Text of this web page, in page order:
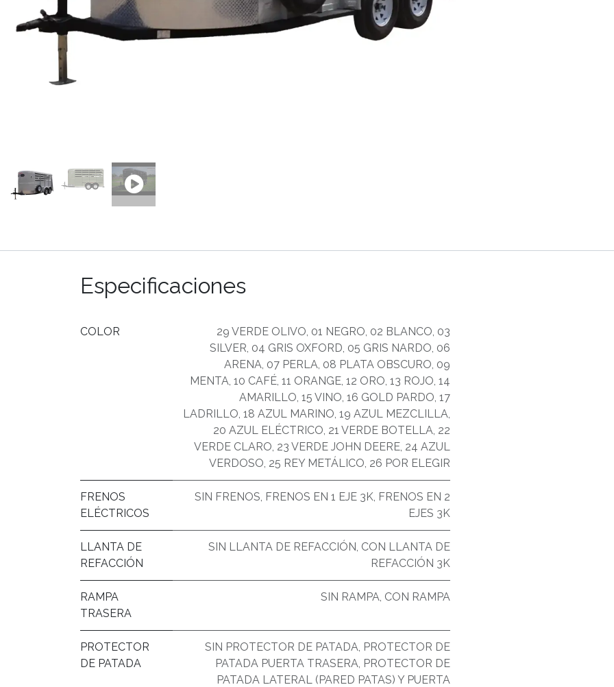
Especificaciones
COLOR 29 VERDE OLIVO, 01 NEGRO, 02 BLANCO, 03
SILVER, 04 GRIS OXFORD, 05 GRIS NARDO, 06
ARENA, 07 PERLA, 08 PLATA OBSCURO, 09
MENTA, 10 CAFÉ, 11 ORANGE, 12 ORO, 13 ROJO, 14
AMARILLO, 15 VINO, 16 GOLD PARDO, 17
LADRILLO, 18 AZUL MARINO, 19 AZUL MEZCLILLA,
20 AZUL ELÉCTRICO, 21 VERDE BOTELLA, 22
VERDE CLARO, 23 VERDE JOHN DEERE, 24 AZUL
VERDOSO, 25 REY METÁLICO, 26 POR ELEGIR
FRENOS
ELÉCTRICOS
SIN FRENOS, FRENOS EN 1 EJE 3K, FRENOS EN 2
EJES 3K
LLANTA DE
REFACCIÓN
SIN LLANTA DE REFACCIÓN, CON LLANTA DE
REFACCIÓN 3K
RAMPA
TRASERA
SIN RAMPA, CON RAMPA
PROTECTOR
DE PATADA
SIN PROTECTOR DE PATADA, PROTECTOR DE
PATADA PUERTA TRASERA, PROTECTOR DE
PATADA LATERAL (PARED PATAS) Y PUERTA